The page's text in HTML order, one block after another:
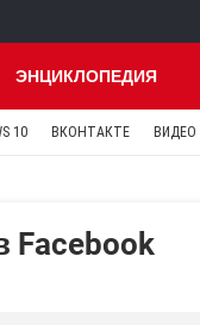
ЭНЦИКЛОПЕДИЯ
10 ВКОНТАКТЕ ВИДЕО
Facebook